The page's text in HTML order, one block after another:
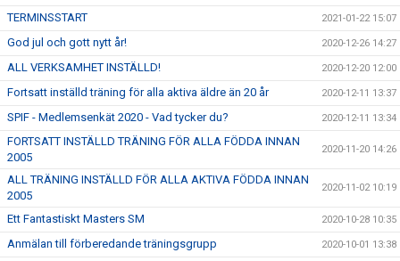
TERMINSSTART 2021-01-22 15:07
God jul och gott nytt år! 2020-12-26 14:27
ALL VERKSAMHET INSTÄLLD! 2020-12-20 12:00
Fortsatt inställd träning för alla aktiva äldre än 20 år 2020-12-11 13:37
SPIF - Medlemsenkät 2020 - Vad tycker du? 2020-12-11 13:34
FORTSATT INSTÄLLD TRÄNING FÖR ALLA FÖDDA INNAN
2005
2020-11-20 14:26
ALL TRÄNING INSTÄLLD FÖR ALLA AKTIVA FÖDDA INNAN
2005
2020-11-02 10:19
Ett Fantastiskt Masters SM 2020-10-28 10:35
Anmälan till förberedande träningsgrupp 2020-10-01 13:38